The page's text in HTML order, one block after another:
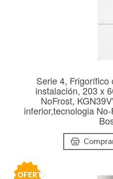
Serie 4,
instalación, 203 x
NoFrost,
inferior,tecnologia
OFERTA